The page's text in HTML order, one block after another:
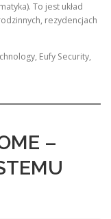
To jest układ
rezydencjach
Eufy Security,
–